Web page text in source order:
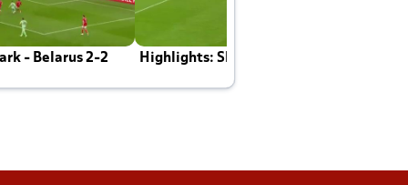
- Belarus 2-2 Highlights: Skotland - Danmark 4-2